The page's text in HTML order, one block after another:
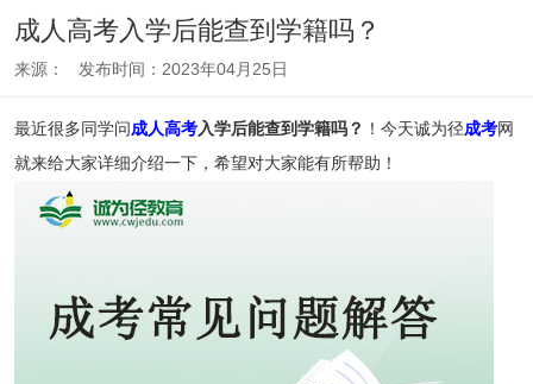
成人高考入学后能查到学籍吗？
来源： 发布时间：2023年04月25日
最近很多同学问成人高考入学后能查到学籍吗？ ！今天诚为径成考网
就来给大家详细介绍一下，希望对大家能有所帮助！